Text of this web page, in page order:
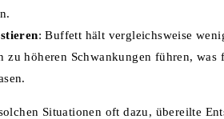
: Buffett hält vergleichsweise
zu höheren Schwankungen führen,
Situationen oft dazu, übereilte